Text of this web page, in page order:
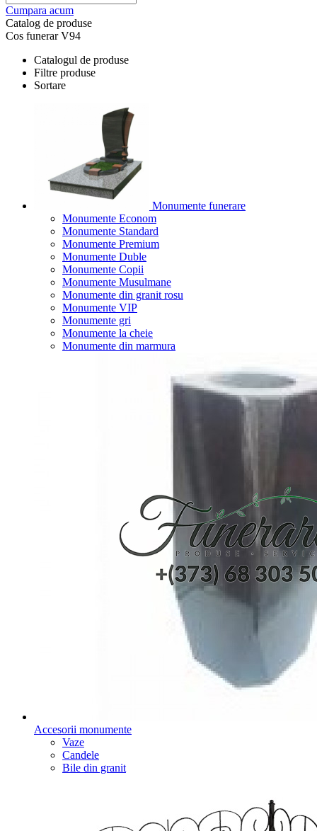
Cumpara acum
Catalog de produse
Cos funerar V94
Catalogul de produse
Filtre produse
Sortare
Monumente funerare
Monumente Econom
Monumente Standard
Monumente Premium
Monumente Duble
Monumente Copii
Monumente Musulmane
Monumente din granit rosu
Monumente VIP
Monumente gri
Monumente la cheie
Monumente din marmura
Accesorii monumente
Vaze
Candele
Bile din granit